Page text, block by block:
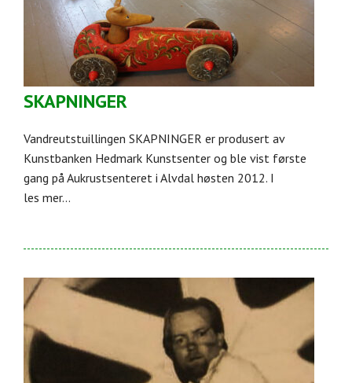
SKAPNINGER
Vandreutstuillingen SKAPNINGER er produsert av
Kunstbanken Hedmark Kunstsenter og ble vist første
gang på Aukrustsenteret i Alvdal høsten 2012. I
les mer...